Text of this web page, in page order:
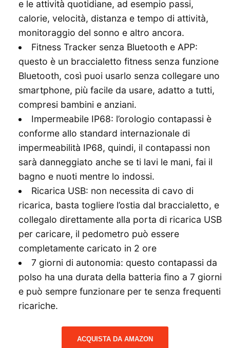
e le attività quotidiane, ad esempio passi,
calorie, velocità, distanza e tempo di attività,
monitoraggio del sonno e altro ancora.
Fitness Tracker senza Bluetooth e APP:
questo è un braccialetto fitness senza funzione
Bluetooth, così puoi usarlo senza collegare uno
smartphone, più facile da usare, adatto a tutti,
compresi bambini e anziani.
Impermeabile IP68: l’orologio contapassi è
conforme allo standard internazionale di
impermeabilità IP68, quindi, il contapassi non
sarà danneggiato anche se ti lavi le mani, fai il
bagno e nuoti mentre lo indossi.
Ricarica USB: non necessita di cavo di
ricarica, basta togliere l’ostia dal braccialetto, e
collegalo direttamente alla porta di ricarica USB
per caricare, il pedometro può essere
completamente caricato in 2 ore
7 giorni di autonomia: questo contapassi da
polso ha una durata della batteria fino a 7 giorni
e può sempre funzionare per te senza frequenti
ricariche.
ACQUISTA DA AMAZON